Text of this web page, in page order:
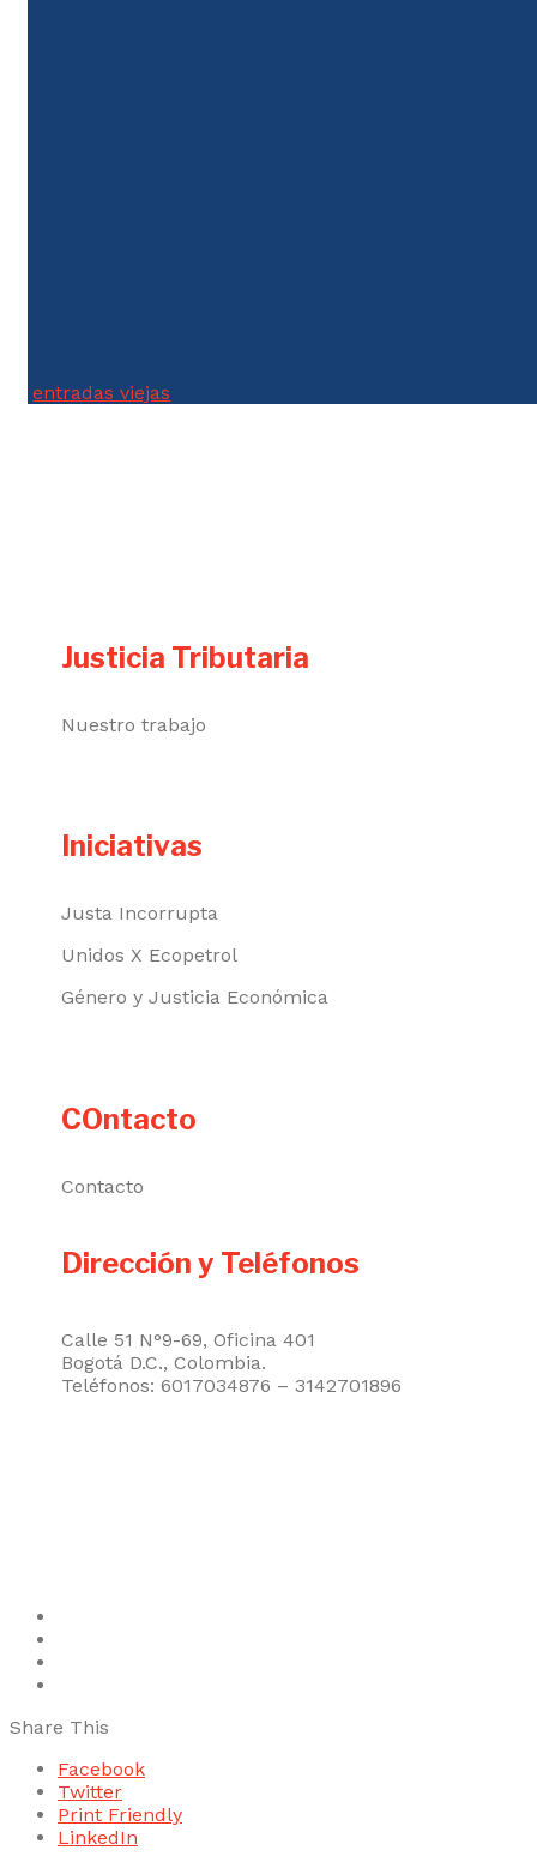
entradas viejas
Justicia Tributaria
Nuestro trabajo
Iniciativas
Justa Incorrupta
Unidos X Ecopetrol
Género y Justicia Económica
COntacto
Contacto
Dirección y Teléfonos
Calle 51 N°9-69, Oficina 401
Bogotá D.C., Colombia.
Teléfonos: 6017034876 – 3142701896
Share This
Facebook
Twitter
Print Friendly
LinkedIn